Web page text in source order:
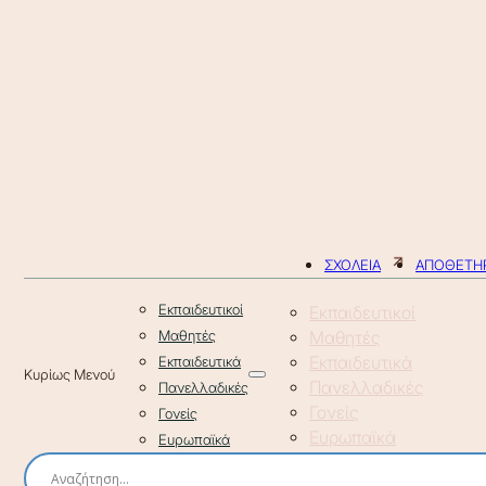
ΣΧΟΛΕΙΑ
Εκπαιδευτικοί
Μαθητές
Εκπαιδευτικά
Πανελλαδικές
Γονείς
Ευρωπαϊκά
Εκπαιδευτικοί
Μαθητές
Εκπαιδευτικά
Πανελλαδικές
Γονείς
Ευρωπαϊκά